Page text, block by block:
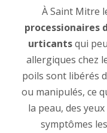
À Saint Mitre
processionaires
urticantsqui
allergiques chez
poils sont libérés
ou manipulés, ce
la peau, des
symptômes